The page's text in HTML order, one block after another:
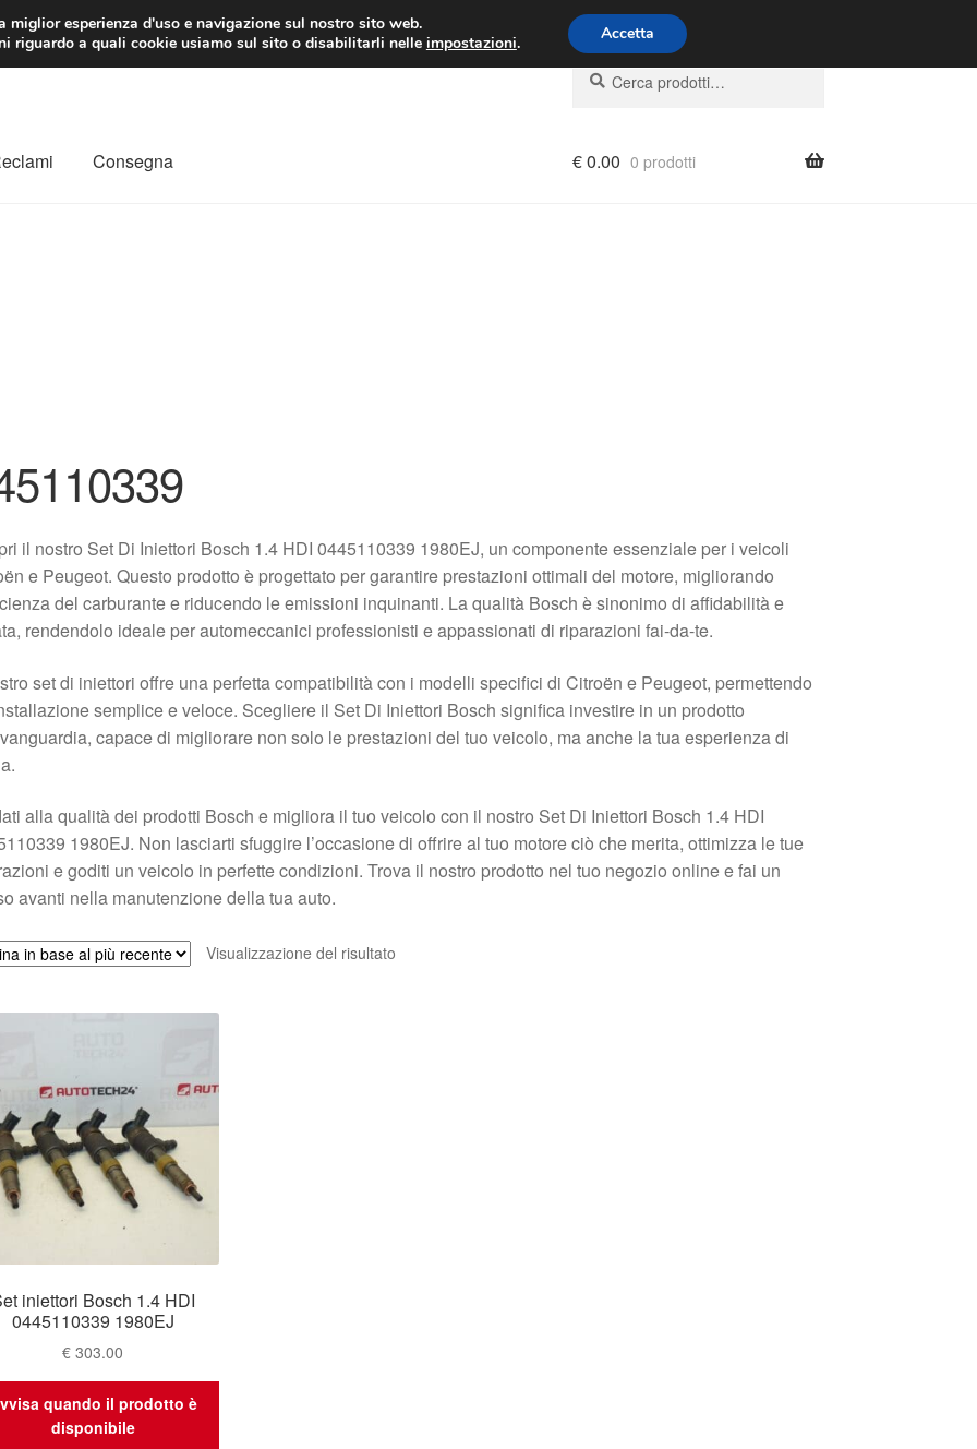
EUR Lun-Ven 9:00 - 16:00 800 580 290
Cerca:
Cerca
Consegna €0.00 0 prodotti
il nostro Set Di Iniettori Bosch 1.4 HDI 0445110339 1980EJ, un componente essenziale per i veicoli
e Peugeot. Questo prodotto è progettato per garantire prestazioni ottimali del motore, migliorando
del carburante e riducendo le emissioni inquinanti. La qualità Bosch è sinonimo di affidabilità e
rendendolo ideale per automeccanici professionisti e appassionati di riparazioni fai-da-te.
set di iniettori offre una perfetta compatibilità con i modelli specifici di Citroën e Peugeot, permettendo
semplice e veloce. Scegliere il Set Di Iniettori Bosch significa investire in un prodotto
capace di migliorare non solo le prestazioni del tuo veicolo, ma anche la tua esperienza di
alla qualità dei prodotti Bosch e migliora il tuo veicolo con il nostro Set Di Iniettori Bosch 1.4 HDI
1980EJ. Non lasciarti sfuggire l’occasione di offrire al tuo motore ciò che merita, ottimizza le tue
e goditi un veicolo in perfette condizioni. Trova il nostro prodotto nel tuo negozio online e fai un
avanti nella manutenzione della tua auto.
Visualizzazione del risultato
iniettori Bosch 1.4 HDI
0445110339 1980EJ
€ 303.00
quando il prodotto è
disponibile
esperienza d'uso e navigazione sul nostro sito web.
riguardo a quali cookie usiamo sul sito o disabilitarli nelle impostazioni. Accetta